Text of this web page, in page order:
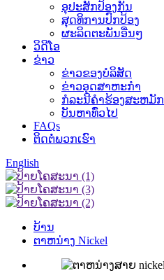
ອຸປະສັກປ້ອງກັນ
ສຸດທິການປົກປ້ອງ
ຜະລິດຕະພັນອື່ນໆ
ວິດີໂອ
ຂ່າວ
ຂ່າວຂອງບໍລິສັດ
ຂ່າວອຸດສາຫະກໍາ
ກໍລະນີຄໍາຮ້ອງສະຫມັກ
ບັນຫາທົ່ວໄປ
FAQs
ຕິດຕໍ່ພວກເຮົາ
English
ບ້ານ
ຕາຫນ່າງ Nickel